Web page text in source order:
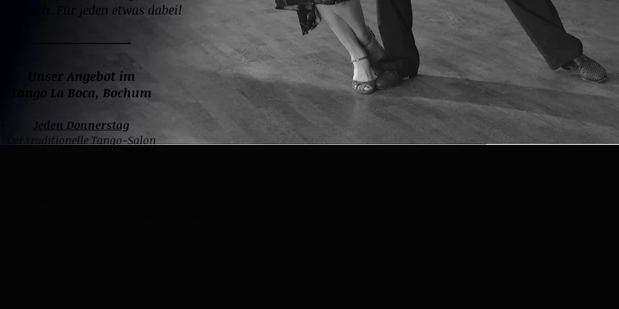
Für jeden etwas dabei!
Unser Angebot im
Tango La Boca, Bochum
Jeden Donnerstag
Der traditionelle Tango-Salon